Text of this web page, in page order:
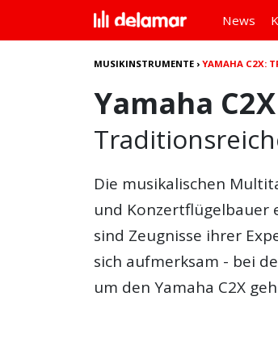
News
MUSIKINSTRUMENTE ›YAMAHA C2X:
Yamaha C2X
Die musikalischen
und
sind Zeugnisse ihrer
sich aufmerksam - bei
um denYamaha C2X